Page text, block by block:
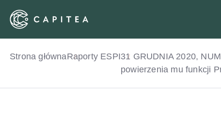
Skip
content
Strona głównaRaporty ESPI31 GRUDNIA 2020,
powierzenia mu funkcji